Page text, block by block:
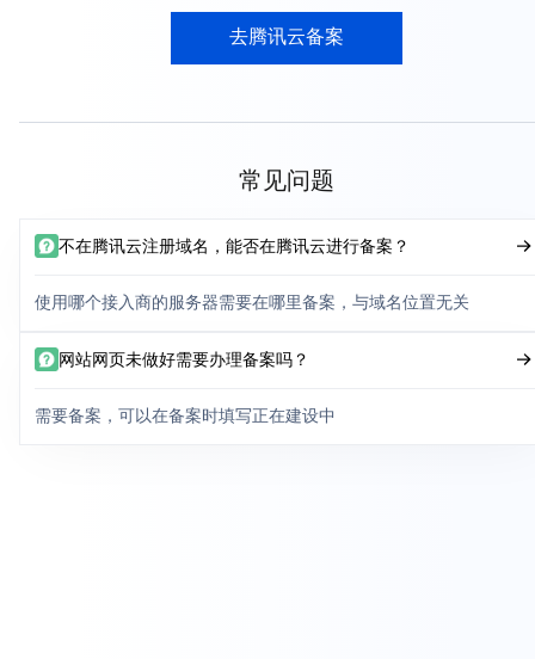
去腾讯云备案
常见问题
不在腾讯云注册域名，能否在腾讯云进行备案？
使用哪个接入商的服务器需要在哪里备案，与域名位置无关
网站网页未做好需要办理备案吗？
需要备案，可以在备案时填写正在建设中